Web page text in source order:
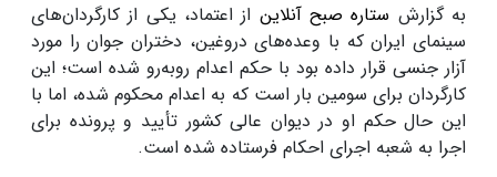
به گزارش ستاره صبح آنلاین از اعتماد، یکی از کارگردان‌های
سینمای ایران که با وعده‌های دروغین، دختران جوان را مورد
آزار جنسی قرار داده بود با حکم اعدام روبه‌رو شده است؛ این
کارگردان برای سومین بار است که به اعدام محکوم شده، اما با
این حال حکم او در دیوان عالی کشور تأیید و پرونده برای
اجرا به شعبه اجرای احکام فرستاده شده است.